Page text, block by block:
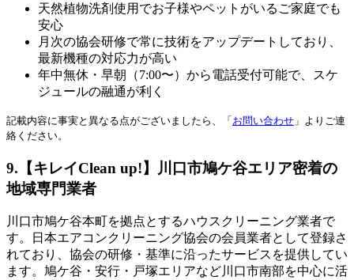
天然植物洗剤使用でお子様やペットがいるご家庭でも
安心
月次の協会研修で常に技術をアップデートしており、
最新機種の対応力が高い
年中無休・早朝（7:00〜）から電話受付可能で、スケ
ジュールの融通が利く
記載内容に事実と異なる点がございましたら、「 お問い合わせ 」よりご連
絡ください。
9.【キレイClean up!】川口市鳩ケ谷エリア密着の
地域専門業者
川口市鳩ケ谷本町を拠点とするハウスクリーニング業者で
す。日本エアコンクリーニング協会の会員業者として登録さ
れており、協会の研修・基準に沿ったサービスを提供してい
ます。鳩ケ谷・安行・戸塚エリアなど川口市南部を中心に活